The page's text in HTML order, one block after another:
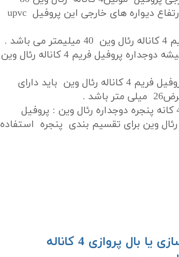
میلیمتر می باشد و ارتفاع دیواره های خارجی این پروفیل upvc
باشد .
ضخامت نشیمنگاه شیشه دوجداره پروفیل فریم 4 کاناله رئال وین
گالوانیزه مصرفی در پروفیل فریم 4 کاناله رئال وین باید دارای
کاربرد پروفیل مولین 4 کانه پنجره دوجداره رئال وین : پروفیل
رئال وین برای تقسیم بندی پنجره استفاده
پروفیل فریم بازسازی یا بال پروازی 4 کاناله